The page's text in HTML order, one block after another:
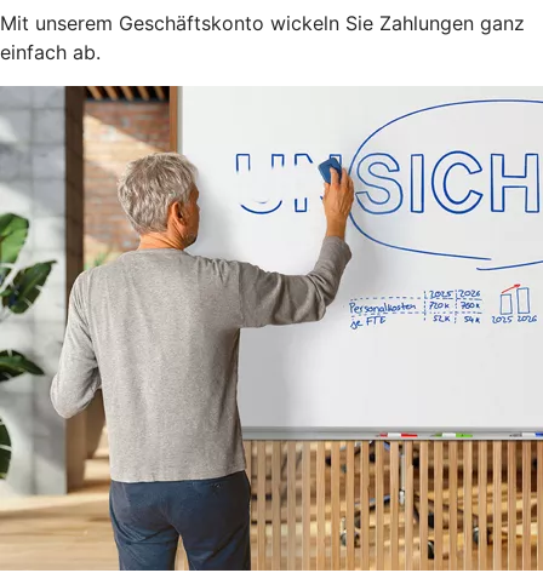
Mit unserem Geschäftskonto wickeln Sie Zahlungen ganz
einfach ab.